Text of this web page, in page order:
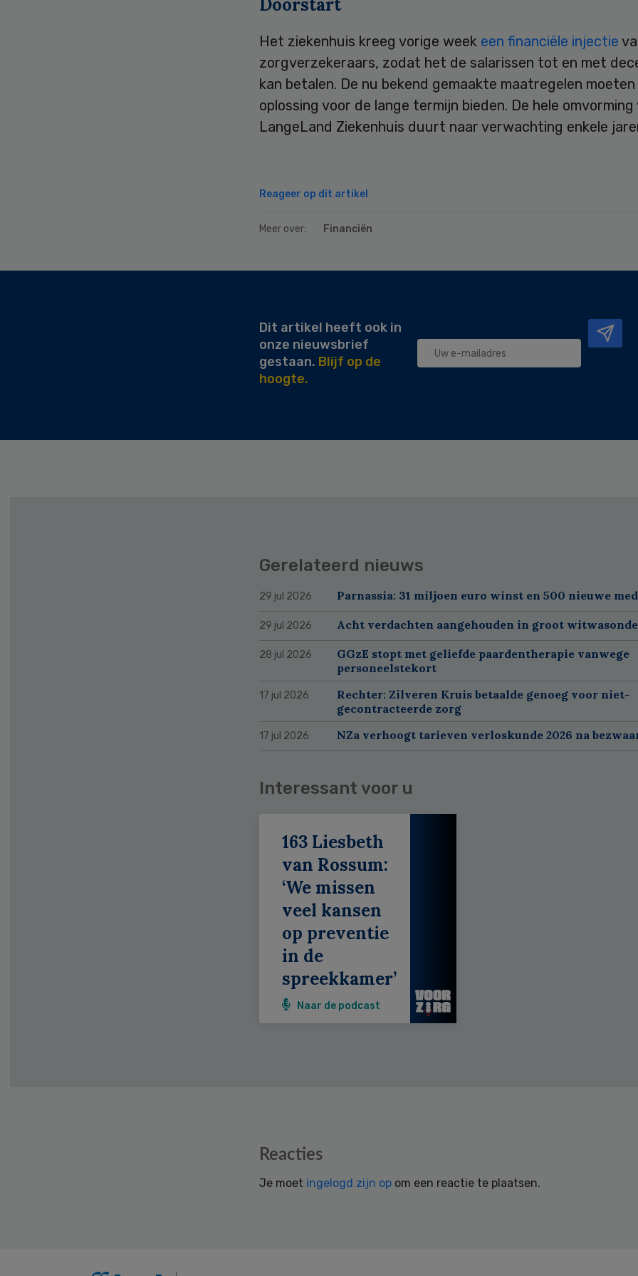
Doorstart
Het ziekenhuis kreeg vorige week een financiële injectie
zorgverzekeraars, zodat het de salarissen tot en met
kan betalen. De nu bekend gemaakte maatregelen moeten
oplossing voor de lange termijn bieden. De hele
LangeLand Ziekenhuis duurt naar verwachting enkele
Reageer op dit artikel
Meer over: Financiën
Dit artikel heeft ook in
onze nieuwsbrief
gestaan. Blijf op de
hoogte.
Gerelateerd nieuws
29 jul 2026 Parnassia: 31 miljoen euro winst en 500 nieuwe
29 jul 2026 Acht verdachten aangehouden in groot
28 jul 2026
GGzE stopt met geliefde paardentherapie vanwege
personeelstekort
17 jul 2026
Rechter: Zilveren Kruis betaalde genoeg voor niet-
gecontracteerde zorg
17 jul 2026 NZa verhoogt tarieven verloskunde 2026 na
Interessant voor u
163 Liesbeth
van Rossum:
‘We missen
veel kansen
op preventie
in de
spreekkamer’
Naar de podcast
Reacties
Je moet ingelogd zijn op om een reactie te plaatsen.